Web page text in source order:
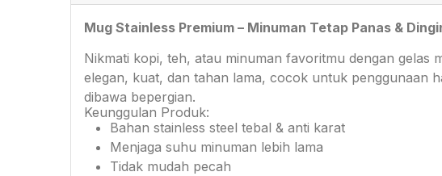
Mug Stainless Premium – Minuman Tetap Panas &
Nikmati kopi, teh, atau minuman favoritmu dengan gelas
elegan, kuat, dan tahan lama, cocok untuk penggunaan
dibawa bepergian.
Keunggulan Produk:
Bahan stainless steel tebal & anti karat
Menjaga suhu minuman lebih lama
Tidak mudah pecah